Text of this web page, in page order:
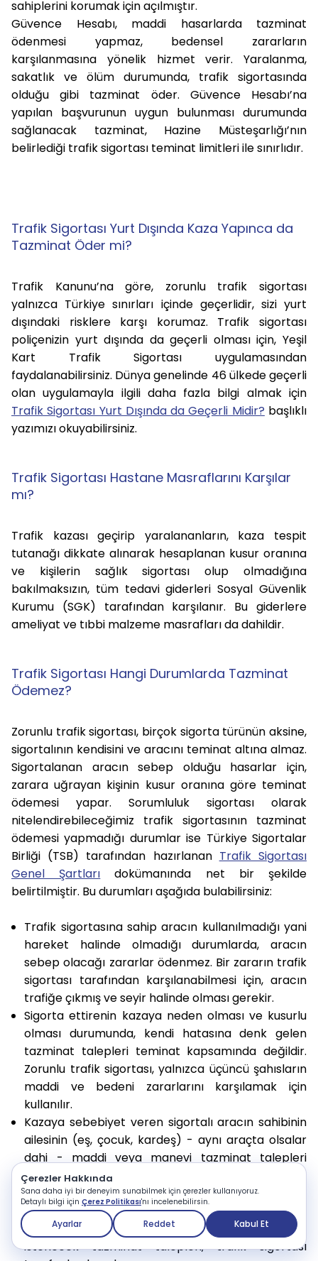
Çerezler Hakkında
Sana daha iyi bir deneyim sunabilmek için çerezler kullanıyoruz.
Detaylı bilgi için Çerez Politikası'nı incelenebilirsin.
Ayarlar Reddet Kabul Et
sahiplerini korumak için açılmıştır.
Güvence Hesabı, maddi hasarlarda tazminat
ödenmesi yapmaz, bedensel zararların
karşılanmasına yönelik hizmet verir. Yaralanma,
sakatlık ve ölüm durumunda, trafik sigortasında
olduğu gibi tazminat öder. Güvence Hesabı’na
yapılan başvurunun uygun bulunması durumunda
sağlanacak tazminat, Hazine Müsteşarlığı’nın
belirlediği trafik sigortası teminat limitleri ile sınırlıdır.
Trafik Sigortası Yurt Dışında Kaza Yapınca da
Tazminat Öder mi?
Trafik Kanunu’na göre, zorunlu trafik sigortası
yalnızca Türkiye sınırları içinde geçerlidir, sizi yurt
dışındaki risklere karşı korumaz. Trafik sigortası
poliçenizin yurt dışında da geçerli olması için, Yeşil
Kart Trafik Sigortası uygulamasından
faydalanabilirsiniz. Dünya genelinde 46 ülkede geçerli
olan uygulamayla ilgili daha fazla bilgi almak için
Trafik Sigortası Yurt Dışında da Geçerli Midir? başlıklı
yazımızı okuyabilirsiniz.
Trafik Sigortası Hastane Masraflarını Karşılar
mı?
Trafik kazası geçirip yaralananların, kaza tespit
tutanağı dikkate alınarak hesaplanan kusur oranına
ve kişilerin sağlık sigortası olup olmadığına
bakılmaksızın, tüm tedavi giderleri Sosyal Güvenlik
Kurumu (SGK) tarafından karşılanır. Bu giderlere
ameliyat ve tıbbi malzeme masrafları da dahildir.
Trafik Sigortası Hangi Durumlarda Tazminat
Ödemez?
Zorunlu trafik sigortası, birçok sigorta türünün aksine,
sigortalının kendisini ve aracını teminat altına almaz.
Sigortalanan aracın sebep olduğu hasarlar için,
zarara uğrayan kişinin kusur oranına göre teminat
ödemesi yapar. Sorumluluk sigortası olarak
nitelendirebileceğimiz trafik sigortasının tazminat
ödemesi yapmadığı durumlar ise Türkiye Sigortalar
Birliği (TSB) tarafından hazırlanan Trafik Sigortası
Genel Şartları dokümanında net bir şekilde
belirtilmiştir. Bu durumları aşağıda bulabilirsiniz:
Trafik sigortasına sahip aracın kullanılmadığı yani
hareket halinde olmadığı durumlarda, aracın
sebep olacağı zararlar ödenmez. Bir zararın trafik
sigortası tarafından karşılanabilmesi için, aracın
trafiğe çıkmış ve seyir halinde olması gerekir.
Sigorta ettirenin kazaya neden olması ve kusurlu
olması durumunda, kendi hatasına denk gelen
tazminat talepleri teminat kapsamında değildir.
Zorunlu trafik sigortası, yalnızca üçüncü şahısların
maddi ve bedeni zararlarını karşılamak için
kullanılır.
Kazaya sebebiyet veren sigortalı aracın sahibinin
ailesinin (eş, çocuk, kardeş) - aynı araçta olsalar
dahi - maddi veya manevi tazminat talepleri
karşılanmaz.
Gelir ya da kâr kaybı, iş durması ve kira
mahrumiyeti gibi kazaya karışan araca bağlı
dolaylı olarak meydana gelen zararlar nedeniyle
istenecek tazminat talepleri, trafik sigortası